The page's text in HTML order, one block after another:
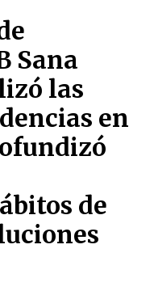
Sana
las
en
de